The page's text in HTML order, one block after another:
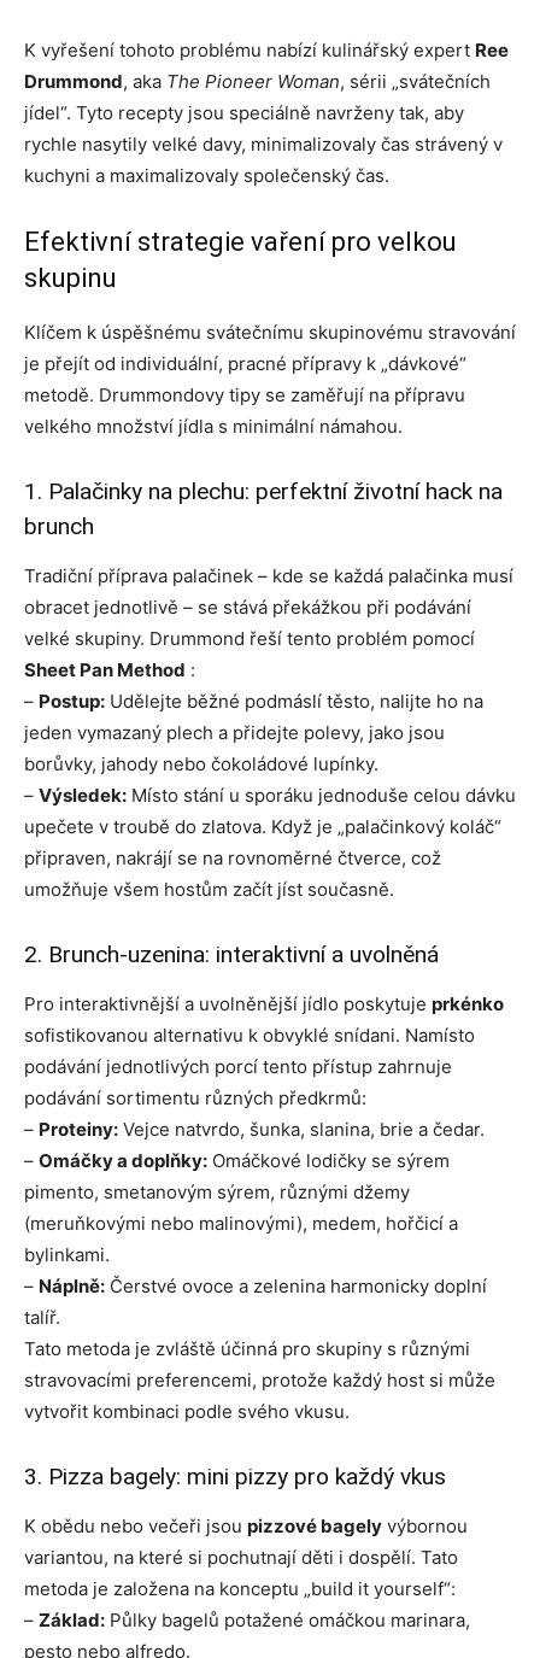
K vyřešení tohoto problému nabízí kulinářský expert Ree
Drummond, aka The Pioneer Woman, sérii „svátečních
jídel“. Tyto recepty jsou speciálně navrženy tak, aby
rychle nasytily velké davy, minimalizovaly čas strávený v
kuchyni a maximalizovaly společenský čas.
Efektivní strategie vaření pro velkou
skupinu
Klíčem k úspěšnému svátečnímu skupinovému stravování
je přejít od individuální, pracné přípravy k „dávkové“
metodě. Drummondovy tipy se zaměřují na přípravu
velkého množství jídla s minimální námahou.
1. Palačinky na plechu: perfektní životní hack na
brunch
Tradiční příprava palačinek – kde se každá palačinka musí
obracet jednotlivě – se stává překážkou při podávání
velké skupiny. Drummond řeší tento problém pomocí
Sheet Pan Method :
– Postup: Udělejte běžné podmáslí těsto, nalijte ho na
jeden vymazaný plech a přidejte polevy, jako jsou
borůvky, jahody nebo čokoládové lupínky.
– Výsledek: Místo stání u sporáku jednoduše celou dávku
upečete v troubě do zlatova. Když je „palačinkový koláč“
připraven, nakrájí se na rovnoměrné čtverce, což
umožňuje všem hostům začít jíst současně.
2. Brunch-uzenina: interaktivní a uvolněná
Pro interaktivnější a uvolněnější jídlo poskytuje prkénko
sofistikovanou alternativu k obvyklé snídani. Namísto
podávání jednotlivých porcí tento přístup zahrnuje
podávání sortimentu různých předkrmů:
– Proteiny: Vejce natvrdo, šunka, slanina, brie a čedar.
– Omáčky a doplňky: Omáčkové lodičky se sýrem
pimento, smetanovým sýrem, různými džemy
(meruňkovými nebo malinovými), medem, hořčicí a
bylinkami.
– Náplně: Čerstvé ovoce a zelenina harmonicky doplní
talíř.
Tato metoda je zvláště účinná pro skupiny s různými
stravovacími preferencemi, protože každý host si může
vytvořit kombinaci podle svého vkusu.
3. Pizza bagely: mini pizzy pro každý vkus
K obědu nebo večeři jsou pizzové bagely výbornou
variantou, na které si pochutnají děti i dospělí. Tato
metoda je založena na konceptu „build it yourself“:
– Základ: Půlky bagelů potažené omáčkou marinara,
pesto nebo alfredo.